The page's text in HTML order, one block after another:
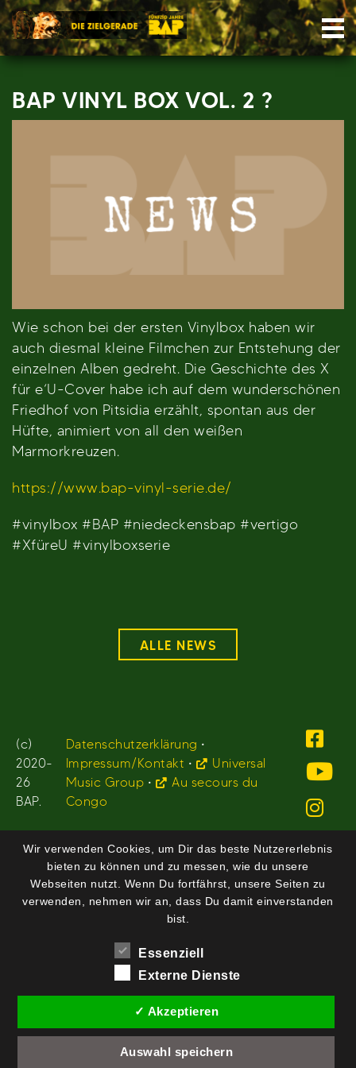
Skip
to
content
BAP VINYL BOX VOL. 2 ?
Wie schon bei der ersten Vinylbox haben wir
auch diesmal kleine Filmchen zur Entstehung der
einzelnen Alben gedreht. Die Geschichte des X
für e‘U-Cover habe ich auf dem wunderschönen
Friedhof von Pitsidia erzählt, spontan aus der
Hüfte, animiert von all den weißen
Marmorkreuzen.
https://www.bap-vinyl-serie.de/
#vinylbox #BAP #niedeckensbap #vertigo
#XfüreU #vinylboxserie
ALLE NEWS
(c)
2020-
26
BAP.
Datenschutzerklärung •
Impressum/Kontakt •
Universal
Music Group •
Au secours du
Congo
Wir verwenden Cookies, um Dir das beste Nutzererlebnis
bieten zu können und zu messen, wie du unsere
Webseiten nutzt. Wenn Du fortfährst, unsere Seiten zu
verwenden, nehmen wir an, dass Du damit einverstanden
bist.
Essenziell
Externe Dienste
✓ Akzeptieren
Auswahl speichern